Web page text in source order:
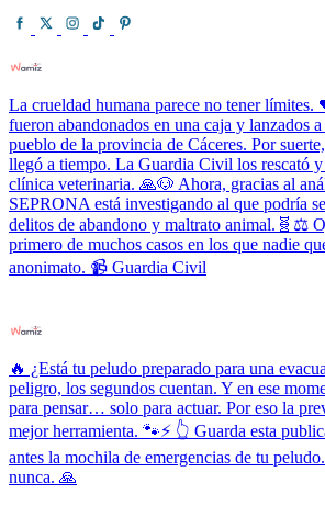
La crueldad humana parece no tener límites.
fueron abandonados en una caja y lanzados
pueblo de la provincia de Cáceres. Por
llegó a tiempo. La Guardia Civil los rescató y
clínica veterinaria. 🙏🐶 Ahora, gracias al
SEPRONA está investigando al que podría
delitos de abandono y maltrato animal.🧬⚖️
primero de muchos casos en los que nadie
anonimato. 📹 Guardia Civil
🔥 ¿Está tu peludo preparado para una
peligro, los segundos cuentan. Y en ese
para pensar… solo para actuar. Por eso la
mejor herramienta. 🐾⚡ 👆 Guarda esta
antes la mochila de emergencias de tu
nunca. 🙏